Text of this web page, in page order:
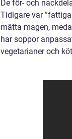
De för- och
Tidigare var
mätta magen,
har soppor
vegetarianer och